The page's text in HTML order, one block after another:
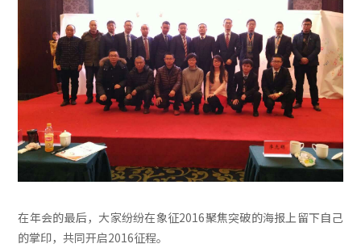
在年会的最后，大家纷纷在象征2016聚焦突破的海报上留下自己
的掌印，共同开启2016征程。